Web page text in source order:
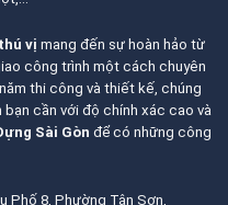
vị mang đến sự hoàn hảo từ
công trình một cách chuyên
thi công và thiết kế, chúng
cần với độ chính xác cao và
Sài Gòn để có những công
Phố 8, Phường Tân Sơn,